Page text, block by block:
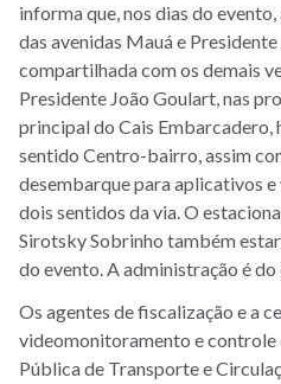
informa que, nos dias do
das avenidas Mauá e
compartilhada com os demais
Presidente João Goulart, nas
principal do Cais Embarcadero,
sentido Centro-bairro, assim
desembarque para aplicativos
dois sentidos da via. O
Sirotsky Sobrinho também
do evento. A administração é
Os agentes de fiscalização e a
videomonitoramento e controle
Pública de Transporte e